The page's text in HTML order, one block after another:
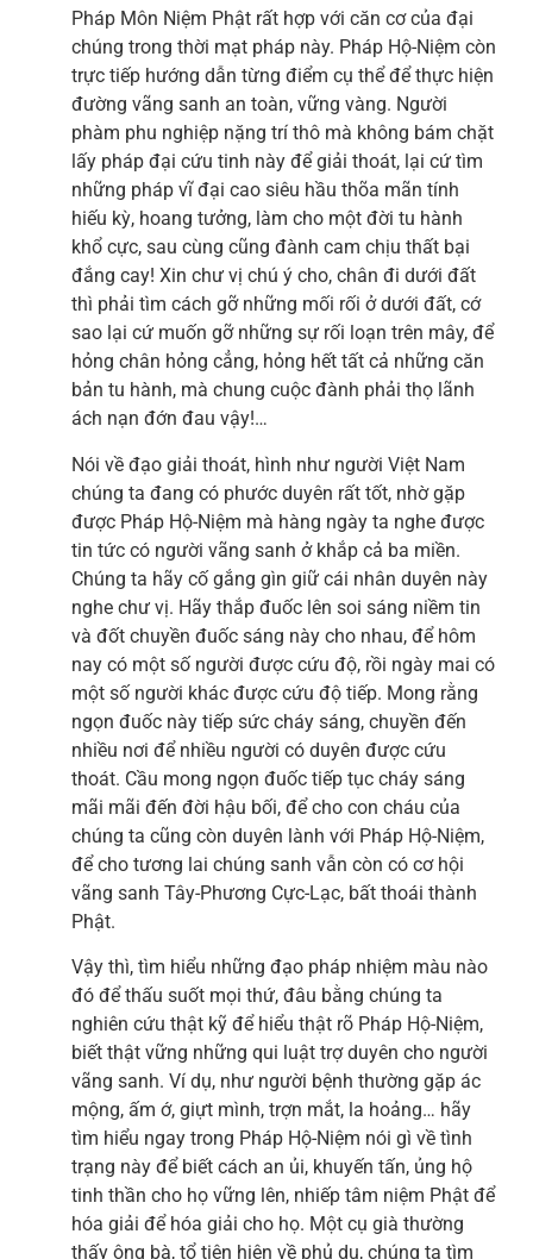
Pháp Môn Niệm Phật rất hợp với căn cơ của đại
chúng trong thời mạt pháp này. Pháp Hộ-Niệm còn
trực tiếp hướng dẫn từng điểm cụ thể để thực hiện
đường vãng sanh an toàn, vững vàng. Người
phàm phu nghiệp nặng trí thô mà không bám chặt
lấy pháp đại cứu tinh này để giải thoát, lại cứ tìm
những pháp vĩ đại cao siêu hầu thõa mãn tính
hiếu kỳ, hoang tưởng, làm cho một đời tu hành
khổ cực, sau cùng cũng đành cam chịu thất bại
đắng cay! Xin chư vị chú ý cho, chân đi dưới đất
thì phải tìm cách gỡ những mối rối ở dưới đất, cớ
sao lại cứ muốn gỡ những sự rối loạn trên mây, để
hỏng chân hỏng cẳng, hỏng hết tất cả những căn
bản tu hành, mà chung cuộc đành phải thọ lãnh
ách nạn đớn đau vậy!…
Nói về đạo giải thoát, hình như người Việt Nam
chúng ta đang có phước duyên rất tốt, nhờ gặp
được Pháp Hộ-Niệm mà hàng ngày ta nghe được
tin tức có người vãng sanh ở khắp cả ba miền.
Chúng ta hãy cố gắng gìn giữ cái nhân duyên này
nghe chư vị. Hãy thắp đuốc lên soi sáng niềm tin
và đốt chuyền đuốc sáng này cho nhau, để hôm
nay có một số người được cứu độ, rồi ngày mai có
một số người khác được cứu độ tiếp. Mong rằng
ngọn đuốc này tiếp sức cháy sáng, chuyền đến
nhiều nơi để nhiều người có duyên được cứu
thoát. Cầu mong ngọn đuốc tiếp tục cháy sáng
mãi mãi đến đời hậu bối, để cho con cháu của
chúng ta cũng còn duyên lành với Pháp Hộ-Niệm,
để cho tương lai chúng sanh vẫn còn có cơ hội
vãng sanh Tây-Phương Cực-Lạc, bất thoái thành
Phật.
Vậy thì, tìm hiểu những đạo pháp nhiệm màu nào
đó để thấu suốt mọi thứ, đâu bằng chúng ta
nghiên cứu thật kỹ để hiểu thật rõ Pháp Hộ-Niệm,
biết thật vững những qui luật trợ duyên cho người
vãng sanh. Ví dụ, như người bệnh thường gặp ác
mộng, ấm ớ, giựt mình, trợn mắt, la hoảng… hãy
tìm hiểu ngay trong Pháp Hộ-Niệm nói gì về tình
trạng này để biết cách an ủi, khuyến tấn, ủng hộ
tinh thần cho họ vững lên, nhiếp tâm niệm Phật để
hóa giải để hóa giải cho họ. Một cụ già thường
thấy ông bà, tổ tiên hiện về phủ dụ, chúng ta tìm